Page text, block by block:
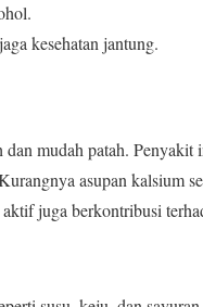
kesehatan jantung.
mudah patah.
asupan kalsium
juga berkontribusi